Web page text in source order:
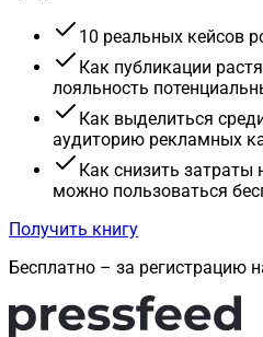
10 реальных кейсов
Как публикации
лояльность
Как выделиться
аудиторию рекламных
Как снизить затраты
можно пользоваться
Получить книгу
Бесплатно – за регистрацию